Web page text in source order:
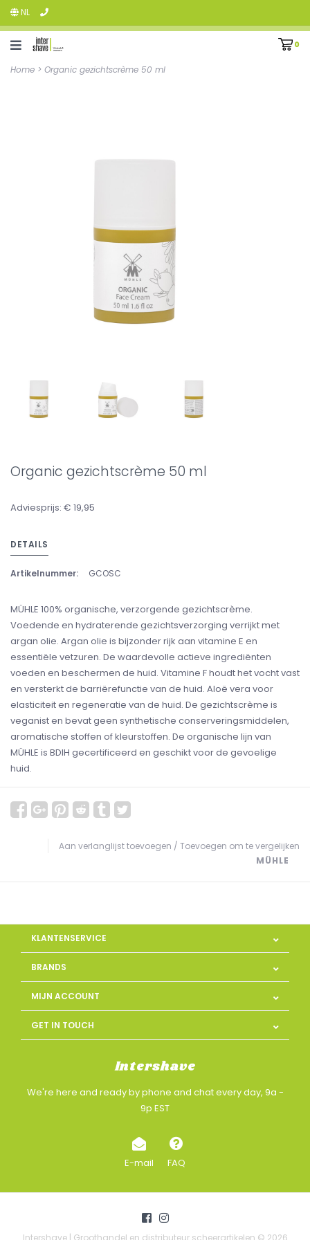
NL
0
Home > Organic gezichtscrème 50 ml
Organic gezichtscrème 50 ml
Adviesprijs: € 19,95
DETAILS
Artikelnummer: GCOSC
MÜHLE 100% organische, verzorgende gezichtscrème.
Voedende en hydraterende gezichtsverzorging verrijkt met
argan olie. Argan olie is bijzonder rijk aan vitamine E en
essentiële vetzuren. De waardevolle actieve ingrediënten
voeden en beschermen de huid. Vitamine F houdt het vocht vast
en versterkt de barriërefunctie van de huid. Aloë vera voor
elasticiteit en regeneratie van de huid. De gezichtscrème is
veganist en bevat geen synthetische conserveringsmiddelen,
aromatische stoffen of kleurstoffen. De organische lijn van
MÜHLE is BDIH gecertificeerd en geschikt voor de gevoelige
huid.
Aan verlanglijst toevoegen / Toevoegen om te vergelijken
MÜHLE
KLANTENSERVICE
BRANDS
MIJN ACCOUNT
GET IN TOUCH
Intershave
We're here and ready by phone and chat every day, 9a -
9p EST
E-mail FAQ
Intershave | Groothandel en distributeur scheerartikelen © 2026